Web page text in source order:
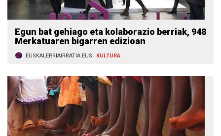
Egun bat gehiago eta kolaborazio berriak, 948
Merkatuaren bigarren edizioan
EUSKALERRIAIRRATIA.EUS KULTURA